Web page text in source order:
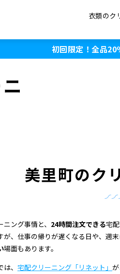
衣類のク
初回限定！全品20
美里町のク
ング事情と、 24時間注文できる宅
が、仕事の帰りが遅くなる日や、週
場面もあります。
、 宅配クリーニング「リネット」